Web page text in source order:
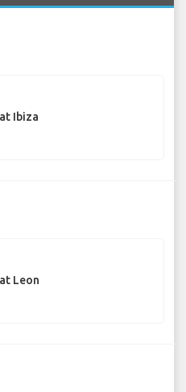
Ibiza
Leon